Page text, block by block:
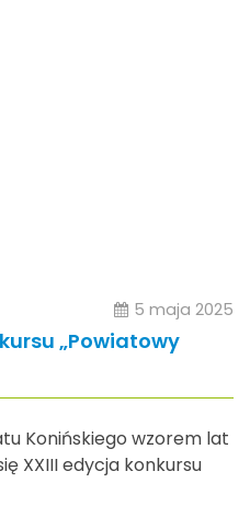
5 maja 2025
„Powiatowy
Konińskiego wzorem lat
XXIII edycja konkursu